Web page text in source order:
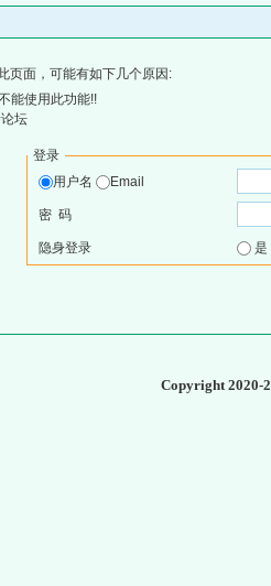
页面，可能有如下几个原因:
能使用此功能!!
坛
登录
用户名
Email
密 码
隐身登录
Copyright 2020-